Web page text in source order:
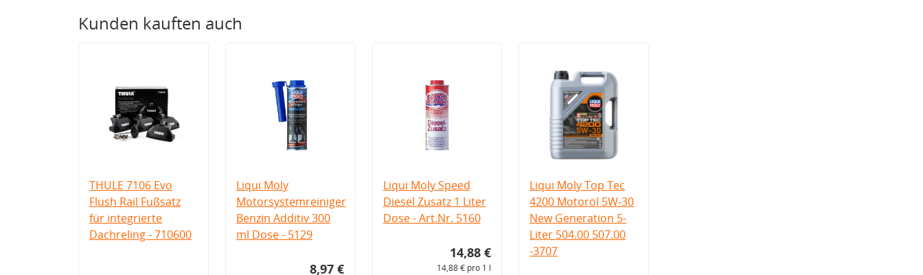
Kunden kauften auch
THULE 7106 Evo
Flush Rail Fußsatz
für integrierte
Dachreling - 710600
Liqui Moly
Motorsystemreiniger
Benzin Additiv 300
ml Dose - 5129
8,97 €
Liqui Moly Speed
Diesel Zusatz 1 Liter
Dose - Art.Nr. 5160
14,88 €
14,88 € pro 1 l
Liqui Moly Top Tec
4200 Motoröl 5W-30
New Generation 5-
Liter 504.00 507.00
-3707